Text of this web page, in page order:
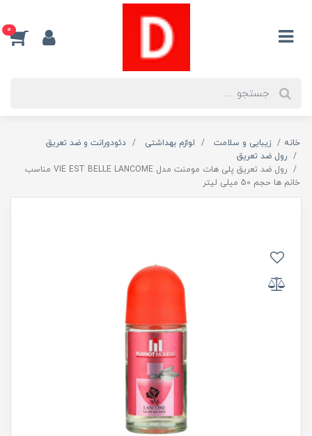
0
خانه زیبایی و سلامت لوازم بهداشتی
دئودورانت و ضد تعریق
رول ضد تعریق
رول ضد تعریق پلی هات مومنت مدل VIE EST BELLE LANCOME مناسب
خانم ها حجم 50 میلی لیتر